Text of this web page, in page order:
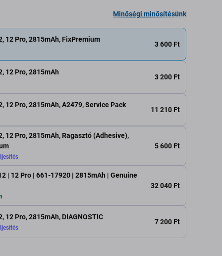
Minőségi minősítésünk
12 Pro, 2815mAh
3 200 Ft
12 Pro, 2815mAh, A2479, Service Pack
11 210 Ft
12 Pro, 2815mAh, FixPremium
3 600 Ft
12 Pro, 2815mAh, Ragasztó (Adhesive),
5 600 Ft
| 12 Pro | 661-17920 | 2815mAh | Genuine
32 040 Ft
12 Pro, 2815mAh, DIAGNOSTIC
7 200 Ft